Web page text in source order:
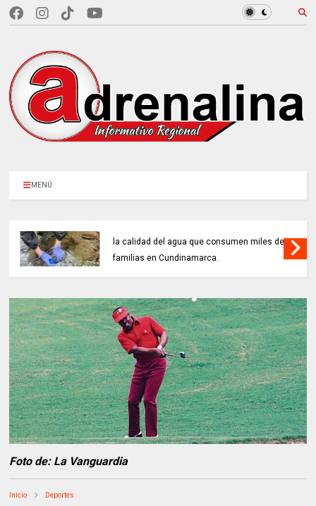
MENÚ
la calidad del agua que consumen miles de
familias en Cundinamarca.
Foto de: La Vanguardia
Inicio Deportes